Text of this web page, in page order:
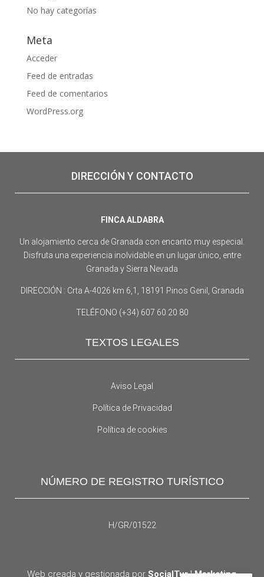
No hay categorías
Meta
Acceder
Feed de entradas
Feed de comentarios
WordPress.org
DIRECCIÓN Y CONTACTO
FINCA ALDABRA
Un alojamiento cerca de Granada con encanto muy especial.
Disfruta una experiencia inolvidable en un lugar único, entre
Granada y Sierra Nevada
DIRECCIÓN : Crta A-4026 km 6,1, 18191 Pinos Genil, Granada
TELÉFONO (+34) 607 60 20 80
TEXTOS LEGALES
Aviso Legal
Política de Privacidad
Política de cookies
NÚMERO DE REGISTRO TURÍSTICO
H/GR/01522
Web creada y gestionada porSocialTur | Marketing